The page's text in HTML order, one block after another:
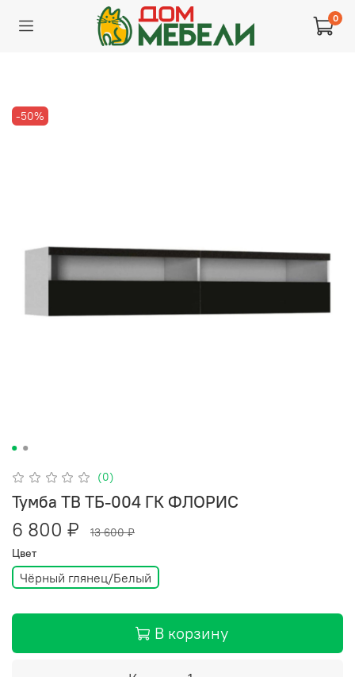
0
-50%
(0)
Тумба ТВ ТБ-004 ГК ФЛОРИС
6 800 ₽
13 600 ₽
Цвет
Чёрный глянец/Белый
В корзину